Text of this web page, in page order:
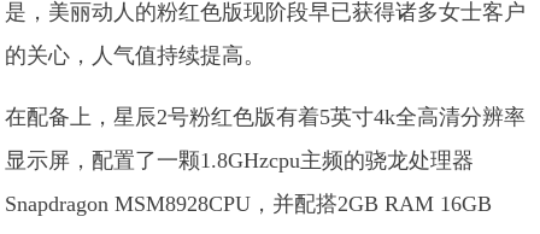
是，美丽动人的粉红色版现阶段早已获得诸多女士客户
的关心，人气值持续提高。
在配备上，星辰2号粉红色版有着5英寸4k全高清分辨率
显示屏，配置了一颗1.8GHzcpu主频的骁龙处理器
Snapdragon MSM8928CPU，并配搭2GB RAM 16GB